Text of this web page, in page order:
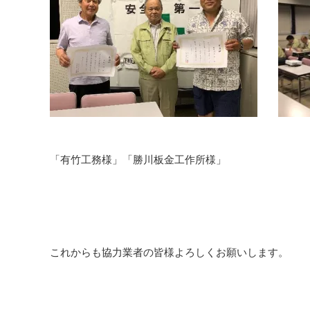
「有竹工務様」「勝川板金工作所様」
これからも協力業者の皆様よろしくお願いします。